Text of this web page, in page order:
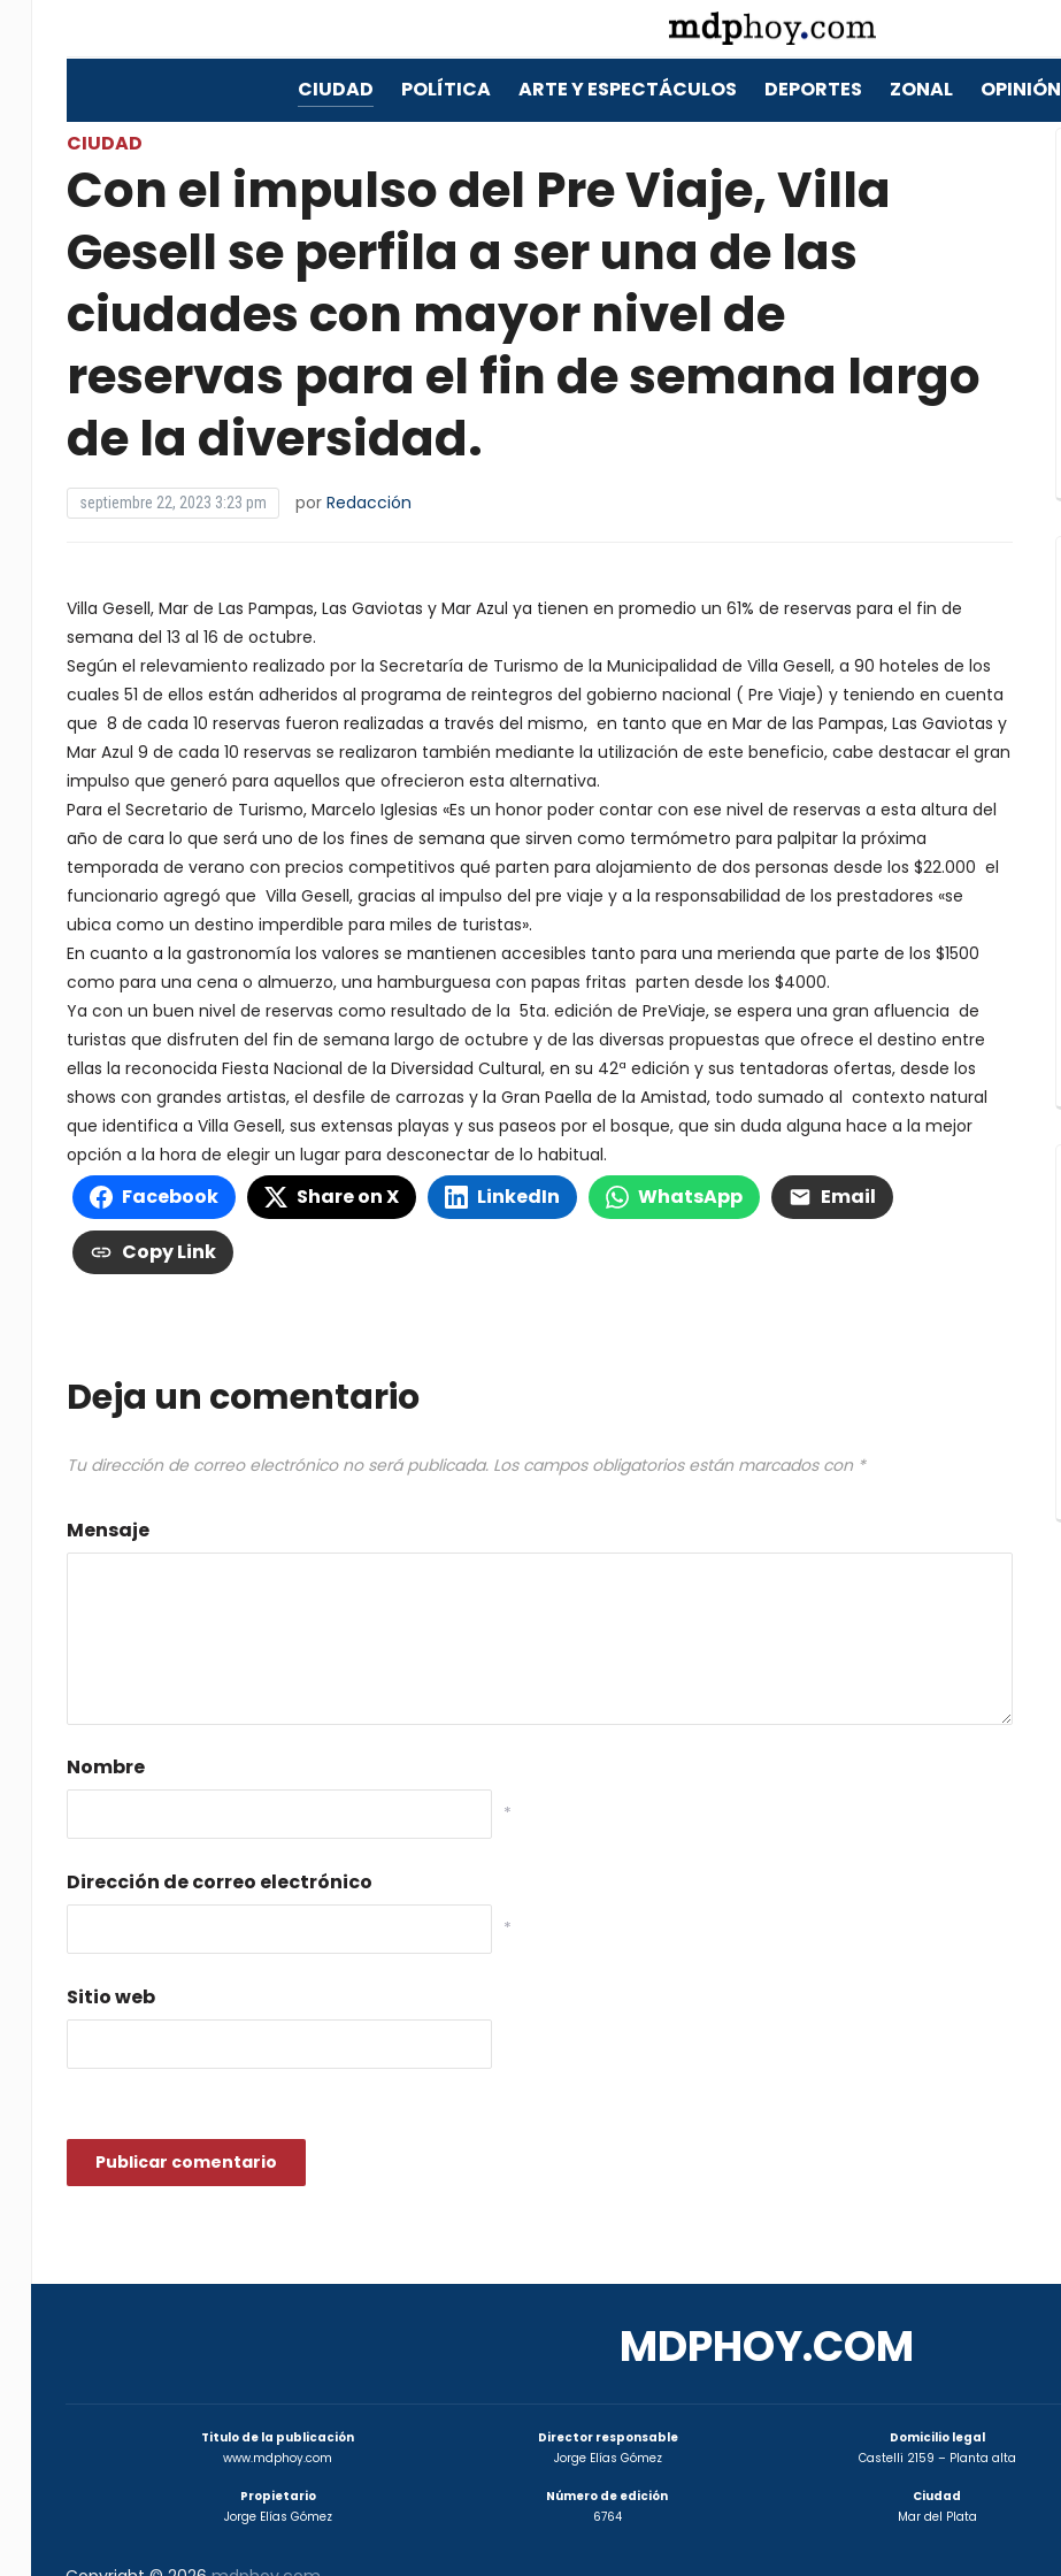
CIUDAD POLÍTICA ARTE Y ESPECTÁCULOS DEPORTES ZONAL OPINIÓN
CIUDAD
Con el impulso del Pre Viaje, Villa
Gesell se perfila a ser una de las
ciudades con mayor nivel de
reservas para el fin de semana largo
de la diversidad.
septiembre 22, 2023 3:23 pm por Redacción
Villa Gesell, Mar de Las Pampas, Las Gaviotas y Mar Azul ya tienen en promedio un 61% de reservas para el fin de
semana del 13 al 16 de octubre.
Según el relevamiento realizado por la Secretaría de Turismo de la Municipalidad de Villa Gesell, a 90 hoteles de los
cuales 51 de ellos están adheridos al programa de reintegros del gobierno nacional ( Pre Viaje) y teniendo en cuenta
que 8 de cada 10 reservas fueron realizadas a través del mismo, en tanto que en Mar de las Pampas, Las Gaviotas y
Mar Azul 9 de cada 10 reservas se realizaron también mediante la utilización de este beneficio, cabe destacar el gran
impulso que generó para aquellos que ofrecieron esta alternativa.
Para el Secretario de Turismo, Marcelo Iglesias «Es un honor poder contar con ese nivel de reservas a esta altura del
año de cara lo que será uno de los fines de semana que sirven como termómetro para palpitar la próxima
temporada de verano con precios competitivos qué parten para alojamiento de dos personas desde los $22.000 el
funcionario agregó que Villa Gesell, gracias al impulso del pre viaje y a la responsabilidad de los prestadores «se
ubica como un destino imperdible para miles de turistas».
En cuanto a la gastronomía los valores se mantienen accesibles tanto para una merienda que parte de los $1500
como para una cena o almuerzo, una hamburguesa con papas fritas parten desde los $4000.
Ya con un buen nivel de reservas como resultado de la 5ta. edición de PreViaje, se espera una gran afluencia de
turistas que disfruten del fin de semana largo de octubre y de las diversas propuestas que ofrece el destino entre
ellas la reconocida Fiesta Nacional de la Diversidad Cultural, en su 42ª edición y sus tentadoras ofertas, desde los
shows con grandes artistas, el desfile de carrozas y la Gran Paella de la Amistad, todo sumado al contexto natural
que identifica a Villa Gesell, sus extensas playas y sus paseos por el bosque, que sin duda alguna hace a la mejor
opción a la hora de elegir un lugar para desconectar de lo habitual.
Facebook Share on X LinkedIn WhatsApp Email
Copy Link
Deja un comentario
Tu dirección de correo electrónico no será publicada. Los campos obligatorios están marcados con *
Mensaje
Nombre
*
Dirección de correo electrónico
*
Sitio web
MDPHOY.COM
Titulo de la publicación
www.mdphoy.com
Propietario
Jorge Elías Gómez
Director responsable
Jorge Elías Gómez
Número de edición
6764
Domicilio legal
Castelli 2159 – Planta alta
Ciudad
Mar del Plata